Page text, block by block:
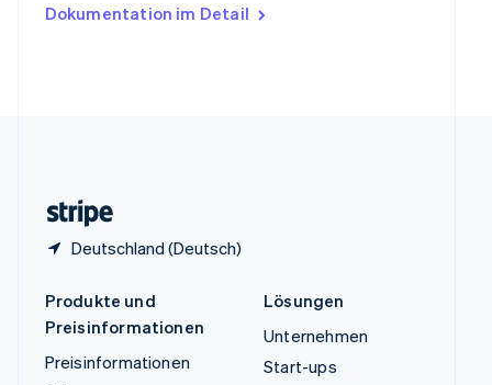
Dokumentation im Detail
Deutschland (Deutsch)
English
Produkte und
Preisinformationen
Preisinformationen
Lösungen
Unternehmen
Start-ups